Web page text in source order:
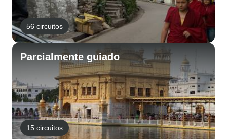
56 circuitos
Parcialmente guiado
15 circuitos